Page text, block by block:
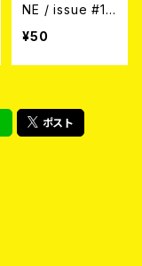
NE / issue #13
-What you wa
en-
¥50
ポスト